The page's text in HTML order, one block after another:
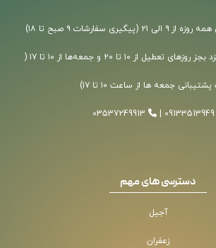
ارسال سفارشات یزد بجز روزهای تعطیل از ۱۰ تا ۲۰ و جمعه‌ها از ۱۰ تا ۱۷ (
جمعه ها از ساعت ۱۰ تا ۱۷)
09133513949
03537249913
دسترسی های مهم
آجیل
زعفران